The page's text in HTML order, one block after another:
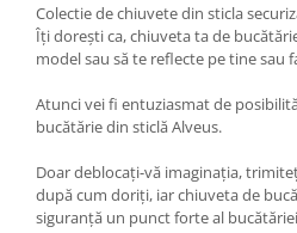
Colectie de chiuvete din sticla
Îți dorești ca, chiuveta ta de
model sau să te reflecte pe tine sau
Atunci vei fi entuziasmat de
bucătărie din sticlă Alveus.
Doar deblocați-vă imaginația,
după cum doriți, iar chiuveta de
siguranță un punct forte al